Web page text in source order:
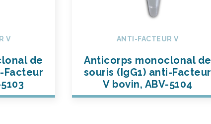
V
de
Facteur
ANTI-FACTEUR V
Anticorps monoclonal de
souris (IgG1) anti-Facteur
V bovin, ABV-5104